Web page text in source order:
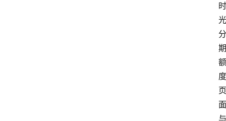
时
光
分
期
额
度
页
面
与